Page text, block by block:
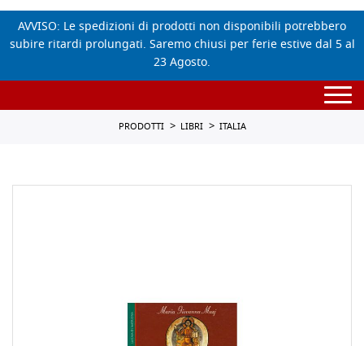
AVVISO: Le spedizioni di prodotti non disponibili potrebbero
subire ritardi prolungati. Saremo chiusi per ferie estive dal 5 al
23 Agosto.
PRODOTTI LIBRI ITALIA